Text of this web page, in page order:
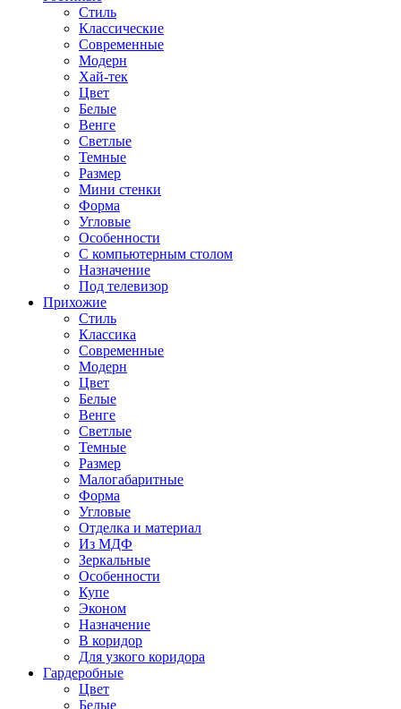
Стиль
Классические
Современные
Модерн
Хай-тек
Цвет
Белые
Венге
Светлые
Темные
Размер
Мини стенки
Форма
Угловые
Особенности
С компьютерным столом
Назначение
Под телевизор
Прихожие
Стиль
Классика
Современные
Модерн
Цвет
Белые
Венге
Светлые
Темные
Размер
Малогабаритные
Форма
Угловые
Отделка и материал
Из МДФ
Зеркальные
Особенности
Купе
Эконом
Назначение
В коридор
Для узкого коридора
Гардеробные
Цвет
Белые